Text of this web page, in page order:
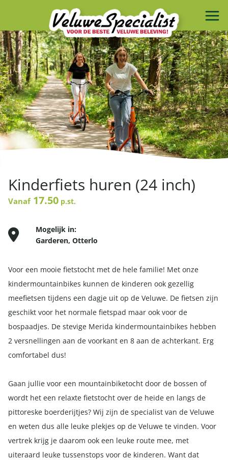
Kinderfiets huren (24 inch)
Vanaf17.50 p.st.
Mogelijk in:
Garderen, Otterlo
Voor een mooie fietstocht met de hele familie! Met onze
kindermountainbikes kunnen de kinderen ook gezellig
meefietsen tijdens een dagje uit op de Veluwe. De fietsen zijn
geschikt voor het normale fietspad maar ook voor de
bospaadjes. De stevige Merida kindermountainbikes hebben
2 versnellingen aan de voorkant en 8 aan de achterkant. Erg
comfortabel dus!
Gaan jullie voor een mountainbiketocht door de bossen of
wordt het een relaxte fietstocht over de heide en langs de
pittoreske boerderijtjes? Wij zijn de specialist van de Veluwe
en weten dus alle leuke plekjes op de Veluwe te vinden. Voor
vertrek krijg je daarom ook een leuke route mee, met
uiteraard leuke tussenstops voor de kinderen. Want dat